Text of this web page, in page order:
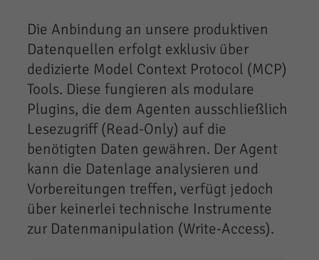
Die Anbindung an unsere produktiven
Datenquellen erfolgt exklusiv über
dedizierte Model Context Protocol (MCP)
Tools. Diese fungieren als modulare
Plugins, die dem Agenten ausschließlich
Lesezugriff (Read-Only) auf die
benötigten Daten gewähren. Der Agent
kann die Datenlage analysieren und
Vorbereitungen treffen, verfügt jedoch
über keinerlei technische Instrumente
zur Datenmanipulation (Write-Access).